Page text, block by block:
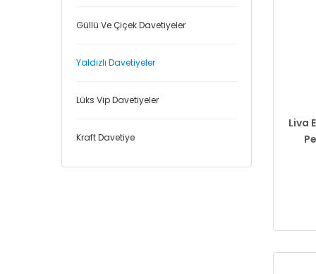
Güllü Ve Çiçek Davetiyeler
Yaldızlı Davetiyeler
Lüks Vip Davetiyeler
Kraft Davetiye
Liva